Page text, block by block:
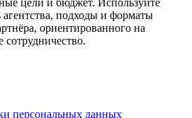
агентства, подходы и форматы
ориентированного на
сотрудничество.
персональных данных